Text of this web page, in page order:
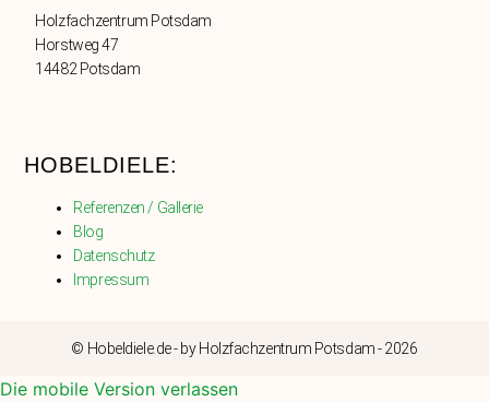
Holzfachzentrum Potsdam
Horstweg 47
14482 Potsdam
HOBELDIELE:
Referenzen / Gallerie
Blog
Datenschutz
Impressum
© Hobeldiele.de - by Holzfachzentrum Potsdam - 2026
Die mobile Version verlassen